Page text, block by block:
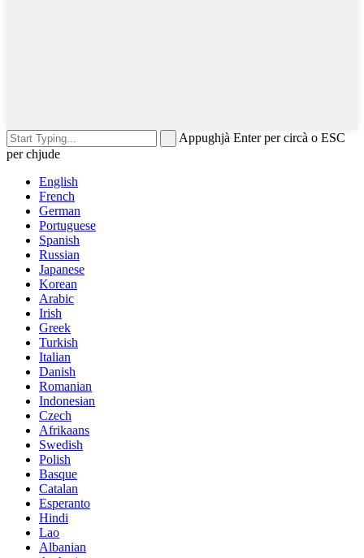
Appughjà Enter per circà o ESC
per chjude
English
French
German
Portuguese
Spanish
Russian
Japanese
Korean
Arabic
Irish
Greek
Turkish
Italian
Danish
Romanian
Indonesian
Czech
Afrikaans
Swedish
Polish
Basque
Catalan
Esperanto
Hindi
Lao
Albanian